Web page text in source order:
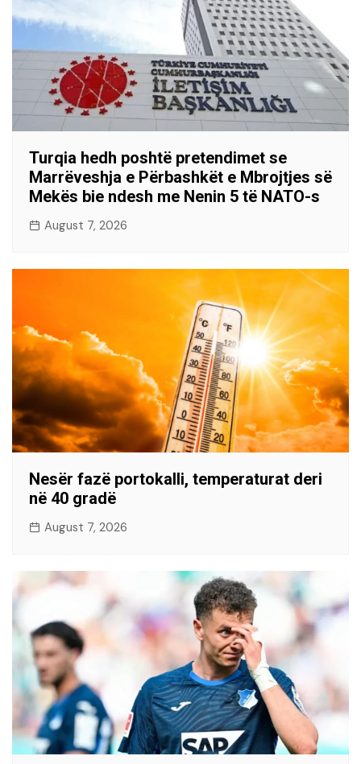
Turqia hedh poshtë pretendimet se
Marrëveshja e Përbashkët e Mbrojtjes së
Mekës bie ndesh me Nenin 5 të NATO-s
August 7, 2026
Nesër fazë portokalli, temperaturat deri
në 40 gradë
August 7, 2026